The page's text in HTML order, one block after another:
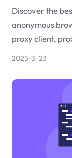
Discover the
anonymous
proxy client,
2025-3-23